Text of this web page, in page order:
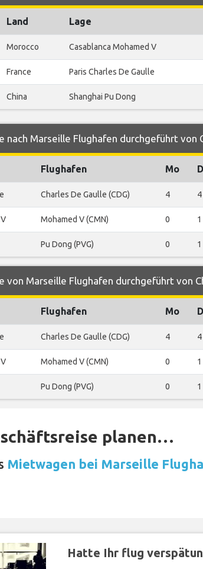
Land Lage
Morocco Casablanca Mohamed V
France Paris Charles De Gaulle
China Shanghai Pu Dong
nach Marseille Flughafen durchgeführt von
Flughafen Mo
Charles De Gaulle (CDG) 4 4
Mohamed V (CMN) 0 1
Pu Dong (PVG) 0 1
von Marseille Flughafen durchgeführt von
Flughafen Mo
Charles De Gaulle (CDG) 4 4
Mohamed V (CMN) 0 1
Pu Dong (PVG) 0 1
planen…
Mietwagen bei Marseille
Hatte Ihr flug